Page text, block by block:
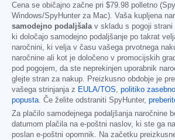
Cena se običajno začne pri $79.98 polletno
Windows/SpyHunter za Mac). Vaša kupljena
samodejno podaljšalav skladu s pogoji strani
ki določajo samodejno podaljšanje po takrat
naročnini, ki velja v času vašega prvotnega
naročnine ali kot je določeno v promocijskih
pod pogojem, da ste neprekinjen uporabnik
glejte stran za nakup. Preizkusno obdobje je
vašega strinjanja z EULA/TOS, politiko
popusta. Če želite odstraniti SpyHunter,
Za plačilo samodejnega podaljšanja naročnine
datumom plačila na e-poštni naslov, ki ste ga
poslan e-poštni opomnik. Na začetku